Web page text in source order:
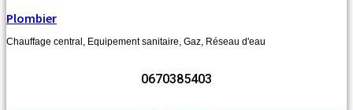
Plombier
Chauffage central , Equipement sanitaire, Gaz, Réseau d'eau
0670385403